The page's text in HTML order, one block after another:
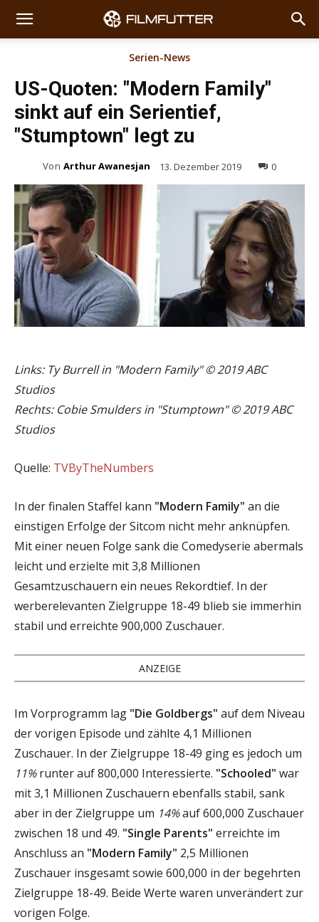
Serien-News
US-Quoten: "Modern Family"
sinkt auf ein Serientief,
"Stumptown" legt zu
Von Arthur Awanesjan 13. Dezember 2019 0
Links: Ty Burrell in "Modern Family" © 2019 ABC
Studios
Rechts: Cobie Smulders in "Stumptown" © 2019 ABC
Studios
Quelle: TVByTheNumbers
In der finalen Staffel kann "Modern Family" an die
einstigen Erfolge der Sitcom nicht mehr anknüpfen.
Mit einer neuen Folge sank die Comedyserie abermals
leicht und erzielte mit 3,8 Millionen
Gesamtzuschauern ein neues Rekordtief. In der
werberelevanten Zielgruppe 18-49 blieb sie immerhin
stabil und erreichte 900,000 Zuschauer.
ANZEIGE
Im Vorprogramm lag "Die Goldbergs" auf dem Niveau
der vorigen Episode und zählte 4,1 Millionen
Zuschauer. In der Zielgruppe 18-49 ging es jedoch um
11%runter auf 800,000 Interessierte. "Schooled" war
mit 3,1 Millionen Zuschauern ebenfalls stabil, sank
aber in der Zielgruppe um 14%auf 600,000 Zuschauer
zwischen 18 und 49. "Single Parents" erreichte im
Anschluss an "Modern Family" 2,5 Millionen
Zuschauer insgesamt sowie 600,000 in der begehrten
Zielgruppe 18-49. Beide Werte waren unverändert zur
vorigen Folge.